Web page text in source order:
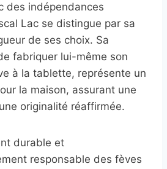
des indépendances
Lac se distingue par sa
de ses choix. Sa
fabriquer lui-même son
à la tablette, représente un
la maison, assurant une
originalité réaffirmée.
durable et
responsable des fèves